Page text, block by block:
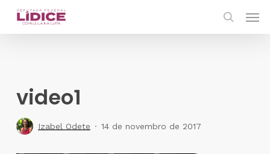
Skip
video1
Izabel Odete 14 de novembro de 2017